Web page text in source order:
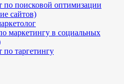
по поисковой оптимизации
сайтов)
маркетингу в социальных
таргетингу